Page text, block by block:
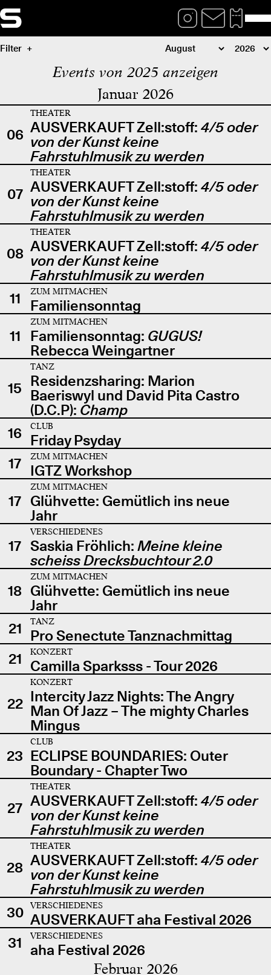
Filter
Events von 2025 anzeigen
Januar 2026
06
THEATER
AUSVERKAUFT Zell:stoff: 4/5 oder
von der Kunst keine
Fahrstuhlmusik zu werden
07
THEATER
AUSVERKAUFT Zell:stoff: 4/5 oder
von der Kunst keine
Fahrstuhlmusik zu werden
08
THEATER
AUSVERKAUFT Zell:stoff: 4/5 oder
von der Kunst keine
Fahrstuhlmusik zu werden
11
ZUM MITMACHEN
Familiensonntag
11
ZUM MITMACHEN
Familiensonntag: GUGUS!
Rebecca Weingartner
15
TANZ
Residenzsharing: Marion
Baeriswyl und David Pita Castro
(D.C.P): Champ
16
CLUB
Friday Psyday
17
ZUM MITMACHEN
IGTZ Workshop
17
ZUM MITMACHEN
Glühvette: Gemütlich ins neue
Jahr
17
VERSCHIEDENES
Saskia Fröhlich: Meine kleine
scheiss Drecksbuchtour 2.0
18
ZUM MITMACHEN
Glühvette: Gemütlich ins neue
Jahr
21
TANZ
Pro Senectute Tanznachmittag
21
KONZERT
Camilla Sparksss - Tour 2026
22
KONZERT
Intercity Jazz Nights: The Angry
Man Of Jazz – The mighty Charles
Mingus
23
CLUB
ECLIPSE BOUNDARIES: Outer
Boundary - Chapter Two
27
THEATER
AUSVERKAUFT Zell:stoff: 4/5 oder
von der Kunst keine
Fahrstuhlmusik zu werden
28
THEATER
AUSVERKAUFT Zell:stoff: 4/5 oder
von der Kunst keine
Fahrstuhlmusik zu werden
30
VERSCHIEDENES
AUSVERKAUFT aha Festival 2026
31
VERSCHIEDENES
aha Festival 2026
Februar 2026